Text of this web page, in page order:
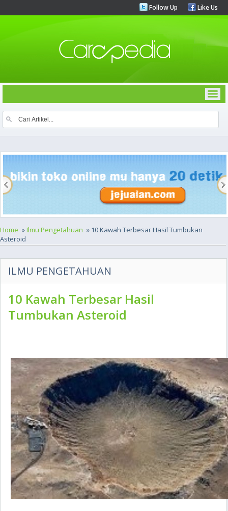
Follow Up Like Us
Home »Ilmu Pengetahuan » 10 Kawah Terbesar Hasil Tumbukan
Asteroid
ILMU PENGETAHUAN
10 Kawah Terbesar Hasil
Tumbukan Asteroid